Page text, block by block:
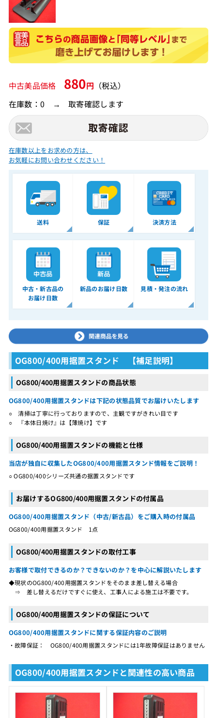
中古美品価格 880円 （税込）
在庫数：0 → 取寄確認します
在庫数以上をお求めの方は、
お気軽にお問い合わせください！
送料 保証 決済方法
中古・新古品の
お届け日数
新品のお届け日数 見積・発注の流れ
OG800/400用据置スタンド 【補足説明】
OG800/400用据置スタンドの商品状態
OG800/400用据置スタンドは下記の状態品質でお届けいたします
○ 清掃は丁寧に行っておりますので、主観ですがきれい目です
○ 『本体日焼け』は【薄焼け】です
OG800/400用据置スタンドの機能と仕様
当店が独自に収集したOG800/400用据置スタンド情報をご説明！
○ OG800/400シリーズ共通の据置スタンドです
お届けするOG800/400用据置スタンドの付属品
OG800/400用据置スタンド（中古/新古品）をご購入時の付属品
OG800/400用据置スタンド 1点
OG800/400用据置スタンドの取付工事
お客様で取付できるのか？できないのか？を中心に解説いたします
◆現状のOG800/400用据置スタンドをそのまま差し替える場合
⇒ 差し替えるだけですぐに使え、工事人による施工は不要です。
OG800/400用据置スタンドの保証について
OG800/400用据置スタンドに関する保証内容のご説明
・故障保証： OG800/400用据置スタンドには1年故障保証はありません
OG800/400用据置スタンドと関連性の高い商品